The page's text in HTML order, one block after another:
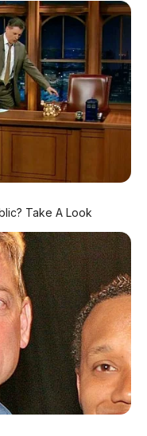
Sporty 156 HP
2026: SUV Listrik
Rp598 Juta
Pindah Pabrik dari
dengan AI VLA 2.0
2026
Supercar dengan
dengan Suspensi
Take A Look